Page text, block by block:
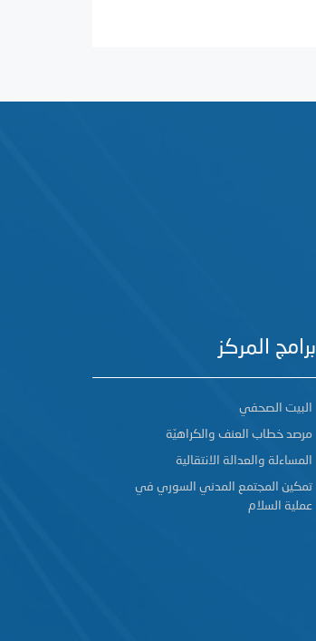
برامج المركز
البيت الصحفي
مرصد خطاب العنف والكراهيّة
المساءلة والعدالة الانتقالية
تمكين المجتمع المدني السوري في
عملية السلام